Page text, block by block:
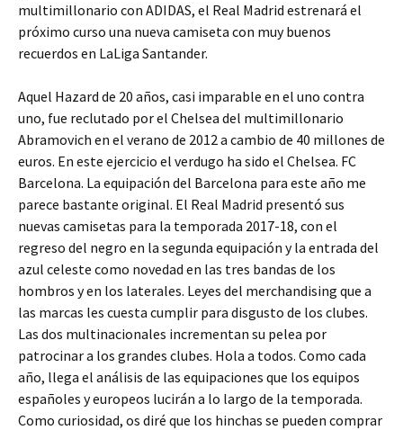
multimillonario con ADIDAS, el Real Madrid estrenará el
próximo curso una nueva camiseta con muy buenos
recuerdos en LaLiga Santander.
Aquel Hazard de 20 años, casi imparable en el uno contra
uno, fue reclutado por el Chelsea del multimillonario
Abramovich en el verano de 2012 a cambio de 40 millones de
euros. En este ejercicio el verdugo ha sido el Chelsea. FC
Barcelona. La equipación del Barcelona para este año me
parece bastante original. El Real Madrid presentó sus
nuevas camisetas para la temporada 2017-18, con el
regreso del negro en la segunda equipación y la entrada del
azul celeste como novedad en las tres bandas de los
hombros y en los laterales. Leyes del merchandising que a
las marcas les cuesta cumplir para disgusto de los clubes.
Las dos multinacionales incrementan su pelea por
patrocinar a los grandes clubes. Hola a todos. Como cada
año, llega el análisis de las equipaciones que los equipos
españoles y europeos lucirán a lo largo de la temporada.
Como curiosidad, os diré que los hinchas se pueden comprar